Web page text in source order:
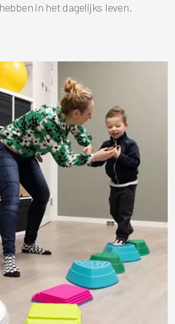
in het dagelijks leven.